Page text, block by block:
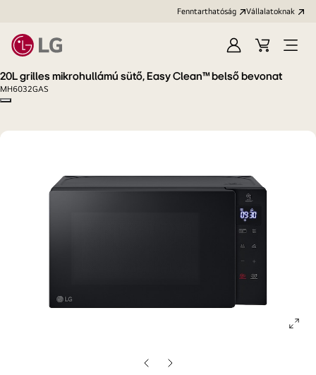
Fenntarthatóság Vállalatoknak
Bejelentkezés
KosárMenü
20L grilles mikrohullámú sütő, Easy Clean™ belső bevonat
MH6032GAS
Copy model name
ElőzőKövetkező